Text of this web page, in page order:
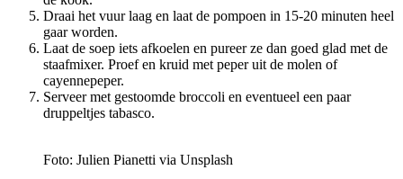
Draai het vuur laag en laat de pompoen in 15-20 minuten heel
gaar worden.
Laat de soep iets afkoelen en pureer ze dan goed glad met de
staafmixer. Proef en kruid met peper uit de molen of
cayennepeper.
Serveer met gestoomde broccoli en eventueel een paar
druppeltjes tabasco.
Foto: Julien Pianetti via Unsplash